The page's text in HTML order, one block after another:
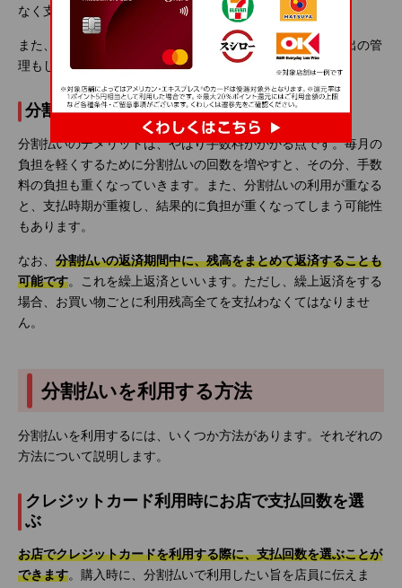
なく支払うことができます。
また、支払回数を選べるため、支払期間が明確になり、支出の管
理もしやすくなるでしょう。
分割払いのデメリット
分割払いのデメリットは、やはり手数料がかかる点です。毎月の
負担を軽くするために分割払いの回数を増やすと、その分、手数
料の負担も重くなっていきます。また、分割払いの利用が重なる
と、支払時期が重複し、結果的に負担が重くなってしまう可能性
もあります。
なお、 分割払いの返済期間中に、残高をまとめて返済することも
可能です。これを繰上返済といいます。ただし、繰上返済をする
場合、お買い物ごとに利用残高全てを支払わなくてはなりませ
ん。
分割払いを利用する方法
分割払いを利用するには、いくつか方法があります。それぞれの
方法について説明します。
クレジットカード利用時にお店で支払回数を選
ぶ
お店でクレジットカードを利用する際に、支払回数を選ぶことが
できます。購入時に、分割払いで利用したい旨を店員に伝えま